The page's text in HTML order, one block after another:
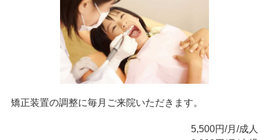
矯正装置の調整に毎月ご来院いただきます。
5,500円/月/成人